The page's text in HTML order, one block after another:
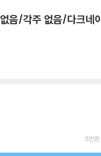
음/각주 없음/다크네
5만원